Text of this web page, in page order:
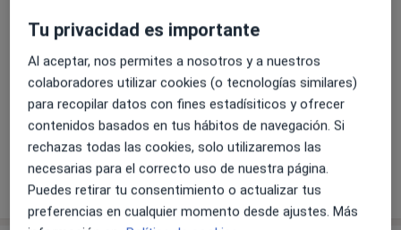
Cuidados paliativos con cronicidad avanzada
Desde 30 €
Seguimiento online
Desde 25 € Detalles
¿Cómo funcionan los precios?
Tu privacidad es importante
Al aceptar, nos permites a nosotros y a nuestros
colaboradores utilizar cookies (o tecnologías similares)
para recopilar datos con fines estadísiticos y ofrecer
contenidos basados en tus hábitos de navegación. Si
rechazas todas las cookies, solo utilizaremos las
necesarias para el correcto uso de nuestra página.
Puedes retirar tu consentimiento o actualizar tus
preferencias en cualquier momento desde ajustes. Más